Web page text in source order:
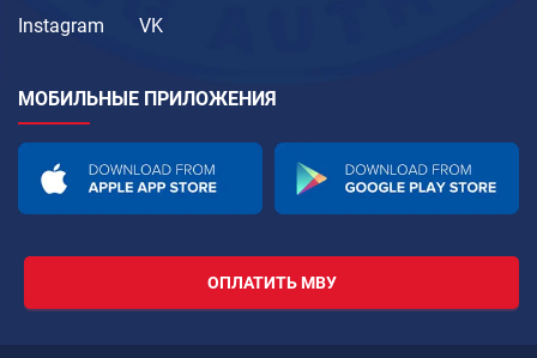
Instagram
VK
МОБИЛЬНЫЕ ПРИЛОЖЕНИЯ
ОПЛАТИТЬ МВУ